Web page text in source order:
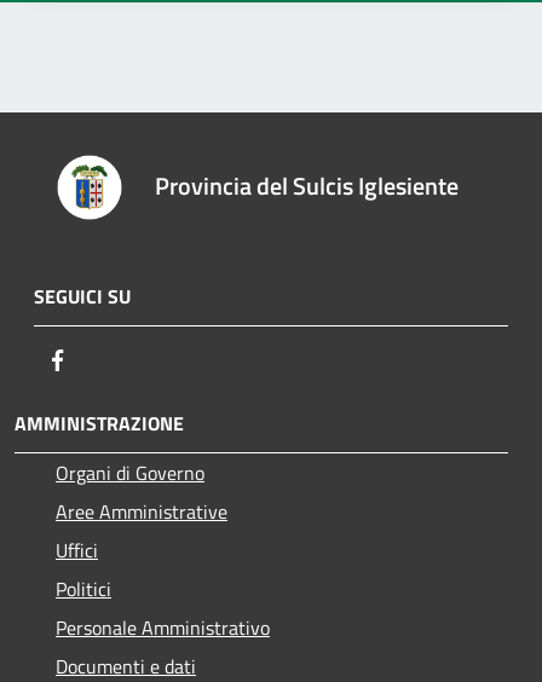
Provincia del Sulcis Iglesiente
SEGUICI SU
AMMINISTRAZIONE
Organi di Governo
Aree Amministrative
Uffici
Politici
Personale Amministrativo
Documenti e dati